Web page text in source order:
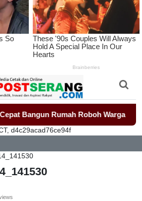
Rumah Roboh Warga Diterjang
d4c29acad76ce94f